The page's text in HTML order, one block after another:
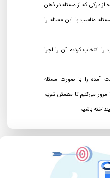
از درکی که از مسئله در ذهن
مناسب با این مسئله را
انتخاب کردیم آن را اجرا
آمده را با صورت مسئله
مرور می‌کنیم تا مطمئن شویم
باشیم.